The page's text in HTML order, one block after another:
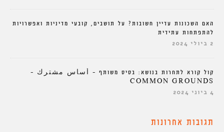
האם השכונות עדיין חשובות? על תושבים, קובעי מדיניות ואפשרויות
להתפתחות עתידית
2 ביולי 2024
קול קורא לתחרות בנושא: בסיס משותף – أساس مشترك –
COMMON GROUNDS
4 ביוני 2024
תגובות אחרונות